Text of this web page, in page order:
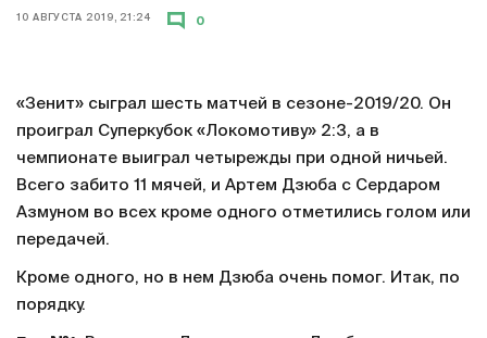
10 АВГУСТА 2019, 21:24 0
«Зенит» сыграл шесть матчей в сезоне-2019/20. Он
проиграл Суперкубок «Локомотиву» 2:3, а в
чемпионате выиграл четырежды при одной ничьей.
Всего забито 11 мячей, и Артем Дзюба с Сердаром
Азмуном во всех кроме одного отметились голом или
передачей.
Кроме одного, но в нем Дзюба очень помог. Итак, по
порядку.